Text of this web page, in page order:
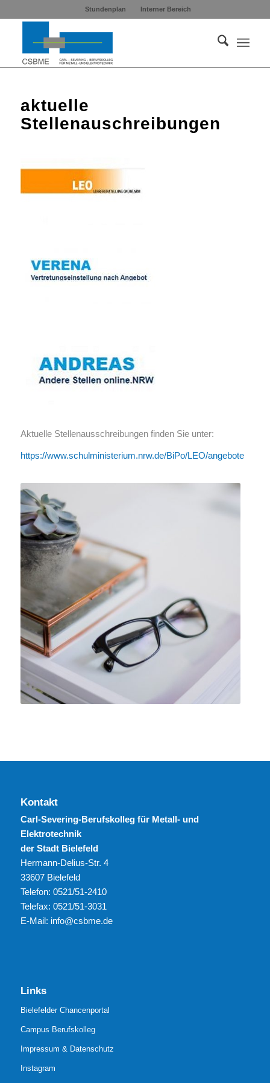
Stundenplan Interner Bereich
aktuelle
Stellenauschreibungen
Aktuelle Stellenausschreibungen finden Sie unter:
https://www.schulministerium.nrw.de/BiPo/LEO/angebote
Kontakt
Carl-Severing-Berufskolleg für Metall- und
Elektrotechnik
der Stadt Bielefeld
Hermann-Delius-Str. 4
33607 Bielefeld
Telefon: 0521/51-2410
Telefax: 0521/51-3031
E-Mail: info@csbme.de
Links
Bielefelder Chancenportal
Campus Berufskolleg
Impressum & Datenschutz
Instagram